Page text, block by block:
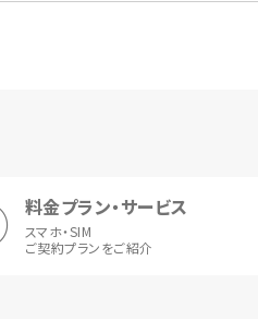
料金プラン・サービス
スマホ・SIM
ご契約プランをご紹介